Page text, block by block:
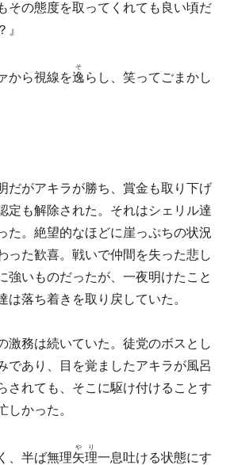
その態度を取ってくれても良い頃だ
』
から視線を逸
そ
らし、笑ってごまかし
だがアキラが勝ち、賞金も取り下げ
定も解除された。それはシェリル達
た。絶望的なほどに崖っぷちの状況
った歓喜。戦いで仲間を失った悲し
強いものだったが、一夜明けたこと
は落ち着きを取り戻していた。
務は続いていた。徒党のボスとし
であり、目を覚ましたアキラが風呂
されても、そこに駆け付けることす
しかった。
く、半ば無理矢理
やり
一息吐ける状態にす